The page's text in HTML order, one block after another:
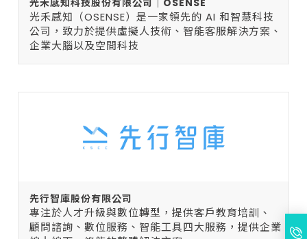
光禾感知科技股份有限公司｜OSENSE
光禾感知（OSENSE）是一家領先的 AI 和智慧科技
公司，致力於提供虛擬人技術、智能客服解決方案、
企業大腦以及空間科技
先行智庫股份有限公司
專注於人才升級與數位轉型，提供客戶教育培訓、
顧問諮詢、數位服務、智能工具四大服務，提供企業